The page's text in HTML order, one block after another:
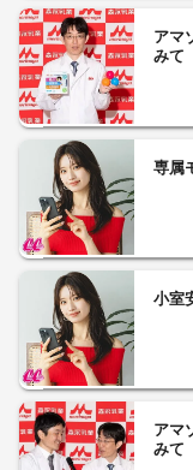
アマ
みて
専属
小室
アマ
みて